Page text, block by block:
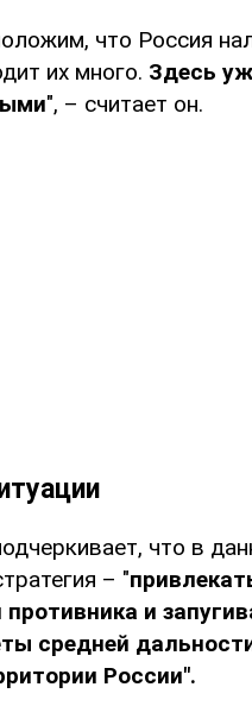
что Россия
их много. Здесь
", – считает он.
что в
– "
и
средней
России".